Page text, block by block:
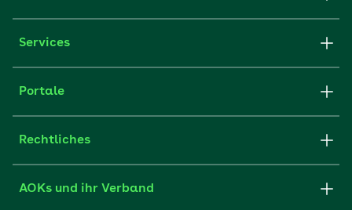
Services
Portale
Rechtliches
AOKs und ihr Verband